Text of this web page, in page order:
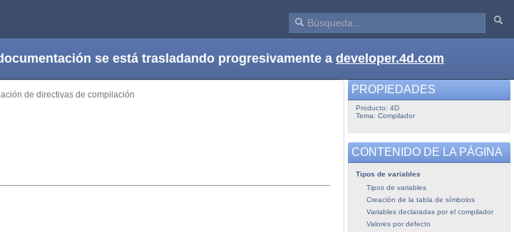
se está trasladando progresivamente a developer.4d.com
de directivas de compilación PROPIEDADES
Producto: 4D
Tema: Compilador
CONTENIDO DE LA PÁGINA
Tipos de variables
Tipos de variables
Creación de la tabla de símbolos
Variables declaradas por el compilador
Valores por defecto